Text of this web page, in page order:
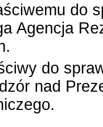
do
Agencja
do
nad